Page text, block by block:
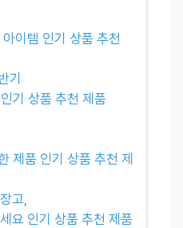
이템 인기 상품 추천
기
기 상품 추천 제품
제품 인기 상품 추천 제
고,
요 인기 상품 추천 제품